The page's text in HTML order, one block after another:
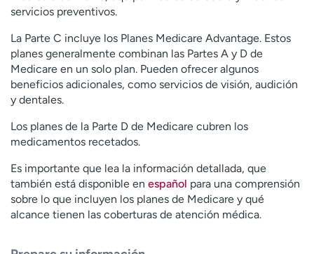
servicios preventivos.
La Parte C incluye los Planes Medicare Advantage. Estos
planes generalmente combinan las Partes A y D de
Medicare en un solo plan. Pueden ofrecer algunos
beneficios adicionales, como servicios de visión, audición
y dentales.
Los planes de la Parte D de Medicare cubren los
medicamentos recetados.
Es importante que lea la información detallada, que
también está disponible en español para una comprensión
sobre lo que incluyen los planes de Medicare y qué
alcance tienen las coberturas de atención médica.